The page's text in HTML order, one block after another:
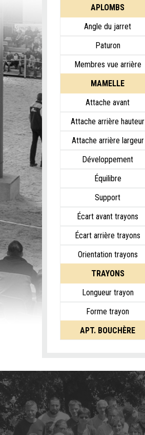
APLOMBS
Angle du jarret
Paturon
Membres vue arrière
MAMELLE
Attache avant
Attache arrière hauteur
Attache arrière largeur
Développement
Équilibre
Support
Écart avant trayons
Écart arrière trayons
Orientation trayons
TRAYONS
Longueur trayon
Forme trayon
APT. BOUCHÈRE